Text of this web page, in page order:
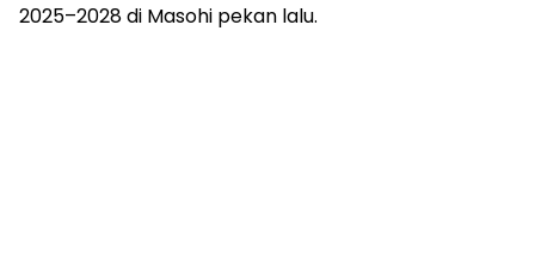
2025–2028 di Masohi pekan lalu.